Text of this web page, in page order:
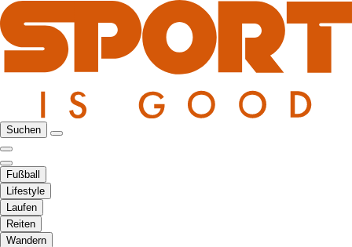
Suchen
Fußball
Lifestyle
Laufen
Reiten
Wandern